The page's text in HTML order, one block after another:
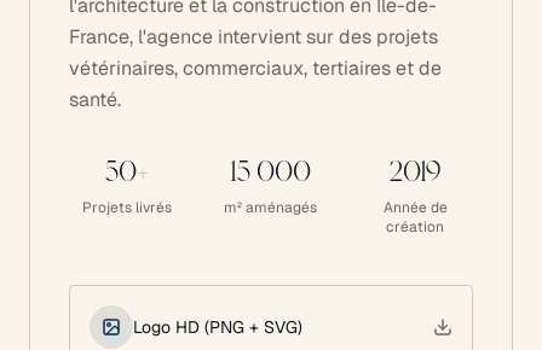
l'architecture et la construction en Île-de-
France, l'agence intervient sur des projets
vétérinaires, commerciaux, tertiaires et de
santé.
50+
Projets livrés
15 000
m² aménagés
2019
Année de
création
Logo HD (PNG + SVG)